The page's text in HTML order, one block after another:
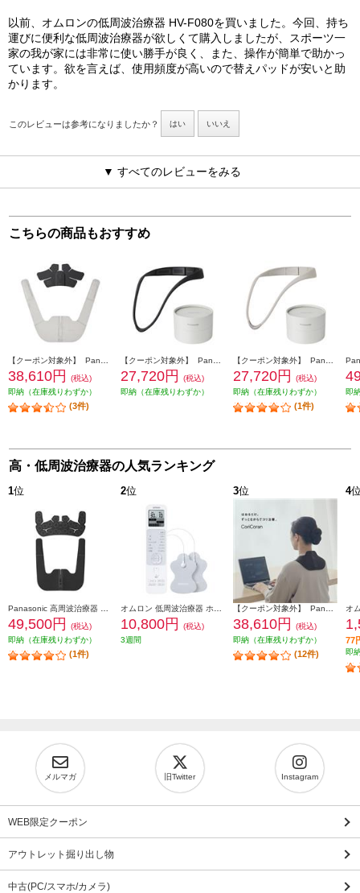
以前、オムロンの低周波治療器 HV-F080を買いました。今回、持ち
運びに便利な低周波治療器が欲しくて購入しましたが、スポーツ一
家の我が家には非常に使い勝手が良く、また、操作が簡単で助かっ
ています。欲を言えば、使用頻度が高いので替えパッドが安いと助
かります。
このレビューは参考になりましたか？ はい いいえ
▼ すべてのレビューをみる
こちらの商品もおすすめ
38,610円
(税込)
即納（在庫残りわずか）
(3件)
27,720円
(税込)
即納（在庫残りわずか）
27,720円
(税込)
即納（在庫残りわずか）
(1件)
即
高・低周波治療器の人気ランキング
1位
49,500円
(税込)
即納（在庫残りわずか）
(1件)
2位
10,800円
(税込)
3週間
3位
38,610円
(税込)
即納（在庫残りわずか）
(12件)
4
77
即
メルマガ 旧Twitter Instagram
WEB限定クーポン
アウトレット掘り出し物
中古(PC/スマホ/カメラ)